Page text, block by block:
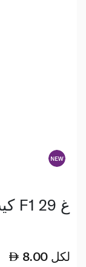
كيت كات أيقونة F1 29 غ
8.00 لكل